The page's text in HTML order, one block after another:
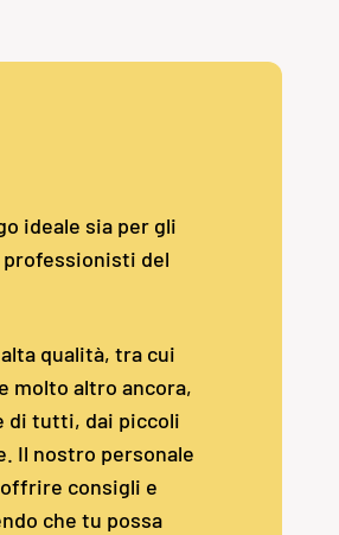
ideale sia per gli
del
qualità, tra cui
molto altro ancora,
di tutti, dai piccoli
Il nostro personale
consigli e
che tu possa